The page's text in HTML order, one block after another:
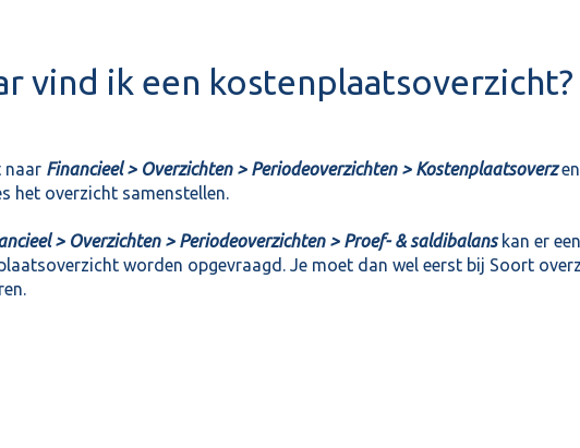
vind ik een kostenplaatsoverzicht?
naar Financieel > Overzichten > Periodeoverzichten > Kostenplaatsoverz
het overzicht samenstellen.
> Overzichten > Periodeoverzichten > Proef- & saldibalanskan er
worden opgevraagd. Je moet dan wel eerst bij Soort